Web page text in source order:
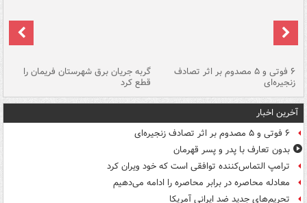
۶ فوتی و ۵ مصدوم بر اثر تصادف
زنجیره‌ای
گربه جریان برق شهرستان فریمان را
قطع کرد
آخرین اخبار
۶ فوتی و ۵ مصدوم بر اثر تصادف زنجیره‌ای
بدون تعارف با پدر و پسر قهرمان
ترامپ التماس‌کننده توافقی است که خود ویران کرد
معادله محاصره در برابر محاصره را ادامه می‌دهیم
تحریم‌های جدید ضد ایرانی آمریکا